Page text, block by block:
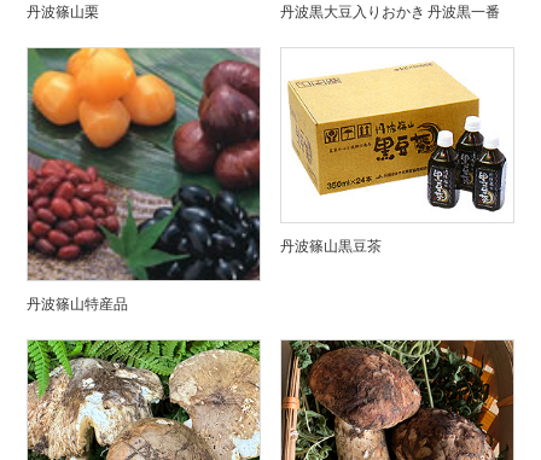
丹波篠山栗 丹波黒大豆入りおかき 丹波黒一番
丹波篠山特産品
丹波篠山黒豆茶